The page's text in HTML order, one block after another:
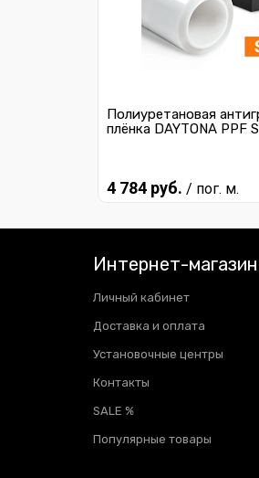
Полиуретановая
плёнка DAYTONA PPF
4 784 руб. / пог. м.
Интернет-магазин
Личный кабинет
Доставка и оплата
Установочные центры
Контакты
SALE %
Популярные товары